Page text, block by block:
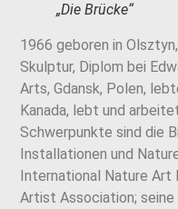
„Die Brücke“
1966 geboren in
Skulptur, Diplom bei
Arts, Gdansk, Polen,
Kanada, lebt und
Schwerpunkte sind die
Installationen und
International Nature
Artist Association; seine